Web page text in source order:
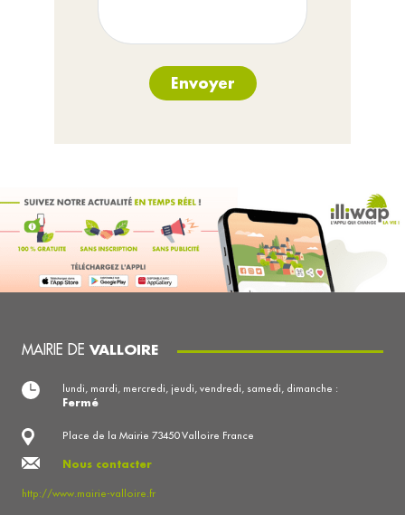
Envoyer
MAIRIE DE VALLOIRE
Place de la Mairie 73450 Valloire France
Nous contacter
http://www.mairie-valloire.fr
lundi, mardi, mercredi, jeudi, vendredi, samedi, dimanche :
Fermé